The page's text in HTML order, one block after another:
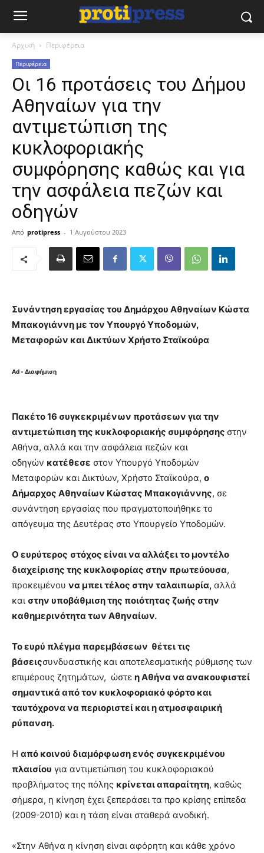
Αρχική Περιφέρεια
Περιφέρεια
Οι 16 προτάσεις του Δήμου
Αθηναίων για την
αντιμετώπιση της
κυκλοφοριακής
συμφόρησης καθώς και για
την ασφάλεια πεζών και
οδηγών
Από protipress - 1 Αυγούστου 2023
Συνάντηση εργασίας του Δημάρχου Αθηναίων Κώστα
Μπακογιάννη με τον Υπουργό Υποδομών,
Μεταφορών και Δικτύων Χρήστο Σταϊκούρα
Ad - Διαφήμιση
Πακέτο 16 συγκεκριμένων προτάσεων για την
αντιμετώπιση της κυκλοφοριακής συμφόρησης στην
Αθήνα, αλλά και την ασφάλεια πεζών και
οδηγών κατέθεσε στον Υπουργό Υποδομών
Μεταφορών και Δικτύων, Χρήστο Σταϊκούρα, ο
Δήμαρχος Αθηναίων Κώστας Μπακογιάννης, σε
συνάντηση εργασίας που πραγματοποιήθηκε το
απόγευμα της Δευτέρας στο Υπουργείο Υποδομών.
Ο ευρύτερος στόχος είναι να αλλάξει το μοντέλο
διαχείρισης της κυκλοφορίας στην πρωτεύουσα,
προκειμένου να μπει τέλος στην ταλαιπωρία, αλλά
και στην υποβάθμιση της ποιότητας ζωής στην
καθημερινότητα των Αθηναίων.
Το ευρύ πλέγμα παρεμβάσεων θέτει τις
βάσειςσυνδυαστικής και αποτελεσματικής ρύθμισης των
επιμέρους ζητημάτων, ώστε η Αθήνα να ανακουφιστεί
σημαντικά από τον κυκλοφοριακό φόρτο και
ταυτόχρονα να περιοριστεί και η ατμοσφαιρική
ρύπανση.
Η από κοινού διαμόρφωση ενός συγκεκριμένου
πλαισίου για αντιμετώπιση του κυκλοφοριακού
προβλήματος της πόλης κρίνεται απαραίτητη, καθώς
σήμερα, η κίνηση έχει ξεπεράσει τα προ κρίσης επίπεδα
(2009-2010) και η τάση είναι σταθερά ανοδική.
«Στην Αθήνα η κίνηση είναι αφόρητη και κάθε χρόνο